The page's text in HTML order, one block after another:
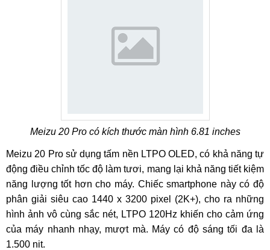
Meizu 20 Pro có kích thước màn hình 6.81 inches
Meizu 20 Pro sử dụng tấm nền LTPO OLED, có khả năng tự
động điều chỉnh tốc độ làm tươi, mang lại khả năng tiết kiệm
năng lượng tốt hơn cho máy. Chiếc smartphone này có độ
phân giải siêu cao 1440 x 3200 pixel (2K+), cho ra những
hình ảnh vô cùng sắc nét, LTPO 120Hz khiến cho cảm ứng
của máy nhanh nhạy, mượt mà. Máy có độ sáng tối đa là
1.500 nit.